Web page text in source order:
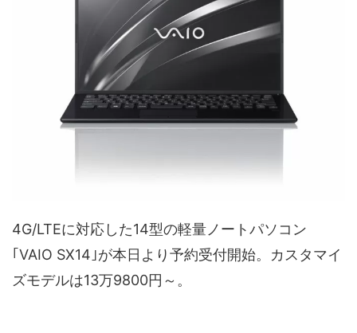
4G/LTEに対応した14型の軽量ノートパソコン
｢VAIO SX14｣が本日より予約受付開始。カスタマイ
ズモデルは13万9800円～。